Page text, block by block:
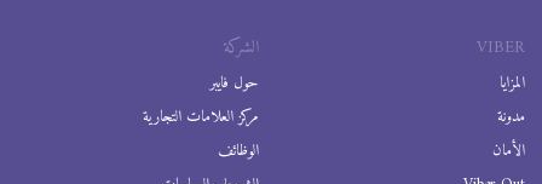
VIBER
المزايا
مدونة
الأمان
الشركة
حول فايبر
مركز العلامات التجارية
الوظائف